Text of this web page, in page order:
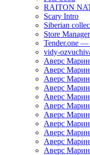
RAITON
Scary Intro
Siberian
Store Manager
Tender.one —
vidy-
Аверс
Аверс
Аверс
Аверс
Аверс
Аверс
Аверс
Аверс
Аверс
Аверс
Аверс